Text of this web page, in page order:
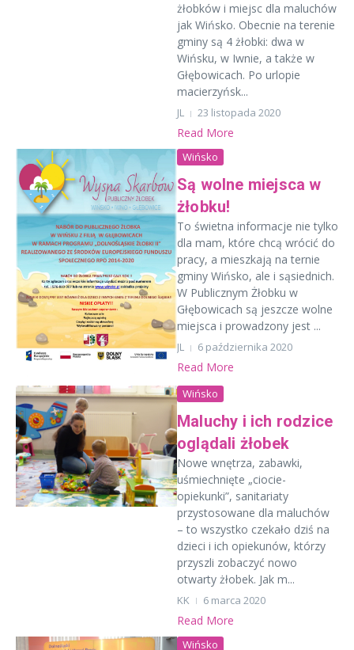
żłobków i miejsc dla maluchów
jak Wińsko. Obecnie na terenie
gminy są 4 żłobki: dwa w
Wińsku, w Iwnie, a także w
Głębowicach. Po urlopie
macierzyńsk...
JL 23 listopada 2020
Read More
Wińsko
Są wolne miejsca w
żłobku!
To świetna informacje nie tylko
dla mam, które chcą wrócić do
pracy, a mieszkają na ternie
gminy Wińsko, ale i sąsiednich.
W Publicznym Żłobku w
Głębowicach są jeszcze wolne
miejsca i prowadzony jest ...
JL 6 października 2020
Read More
Wińsko
Maluchy i ich rodzice
oglądali żłobek
Nowe wnętrza, zabawki,
uśmiechnięte „ciocie-
opiekunki”, sanitariaty
przystosowane dla maluchów
– to wszystko czekało dziś na
dzieci i ich opiekunów, którzy
przyszli zobaczyć nowo
otwarty żłobek. Jak m...
KK 6 marca 2020
Read More
Wińsko